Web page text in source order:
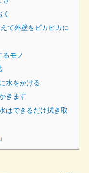
て外壁をピカピカに
るモノ
水をかける
きます
はできるだけ拭き取